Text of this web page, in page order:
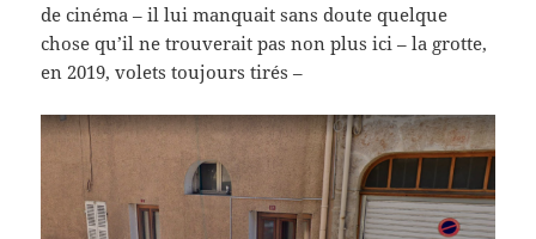
de cinéma – il lui manquait sans doute quelque
chose qu’il ne trouverait pas non plus ici – la grotte,
en 2019, volets toujours tirés –